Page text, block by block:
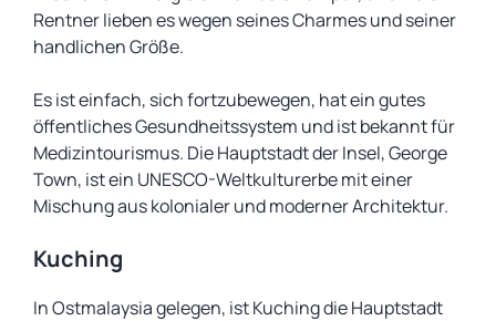
Rentner lieben es wegen seines Charmes und seiner
handlichen Größe.
Es ist einfach, sich fortzubewegen, hat ein gutes
öffentliches Gesundheitssystem und ist bekannt für
Medizintourismus. Die Hauptstadt der Insel, George
Town, ist ein UNESCO-Weltkulturerbe mit einer
Mischung aus kolonialer und moderner Architektur.
Kuching
In Ostmalaysia gelegen, ist Kuching die Hauptstadt